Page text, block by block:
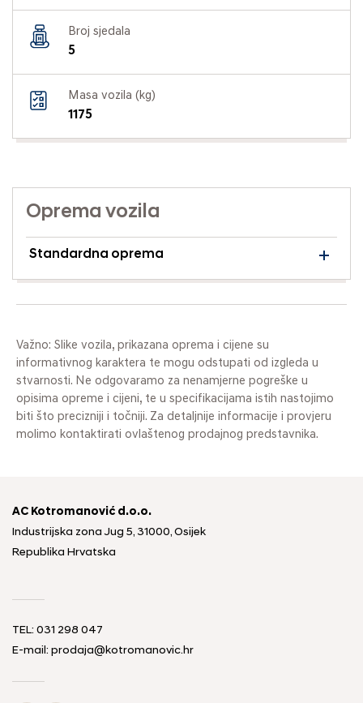
Broj sjedala
5
Masa vozila (kg)
1175
Oprema vozila
Standardna oprema
Važno: Slike vozila, prikazana oprema i cijene su
informativnog karaktera te mogu odstupati od izgleda u
stvarnosti. Ne odgovaramo za nenamjerne pogreške u
opisima opreme i cijeni, te u specifikacijama istih nastojimo
biti što precizniji i točniji. Za detaljnije informacije i provjeru
molimo kontaktirati ovlaštenog prodajnog predstavnika.
AC Kotromanović d.o.o.
Industrijska zona Jug 5, 31000, Osijek
Republika Hrvatska
TEL: 031 298 047
E-mail: prodaja@kotromanovic.hr